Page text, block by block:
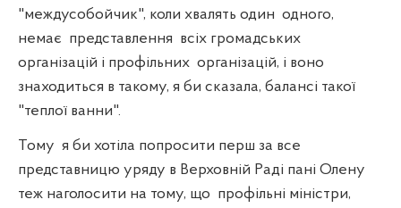
"междусобойчик", коли хвалять один одного,
немає представлення всіх громадських
організацій і профільних організацій, і воно
знаходиться в такому, я би сказала, балансі такої
"теплої ванни".
Тому я би хотіла попросити перш за все
представницю уряду в Верховній Раді пані Олену
теж наголосити на тому, що профільні міністри,